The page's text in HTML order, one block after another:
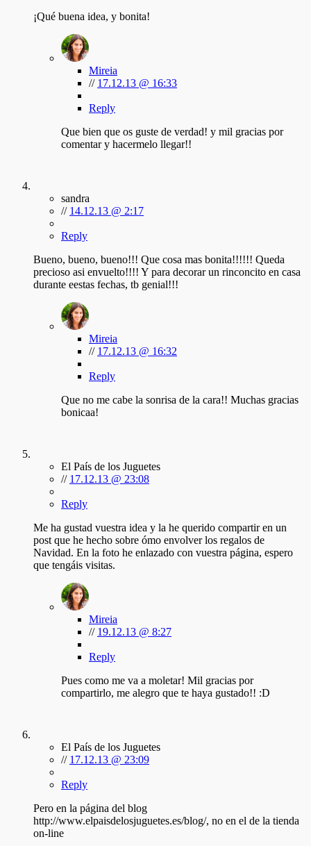
¡Qué buena idea, y bonita!
Mireia
// 17.12.13 @ 16:33
Reply
Que bien que os guste de verdad! y mil gracias por
comentar y hacermelo llegar!!
sandra
// 14.12.13 @ 2:17
Reply
Bueno, bueno, bueno!!! Que cosa mas bonita!!!!!! Queda
precioso asi envuelto!!!! Y para decorar un rinconcito en casa
durante eestas fechas, tb genial!!!
Mireia
// 17.12.13 @ 16:32
Reply
Que no me cabe la sonrisa de la cara!! Muchas gracias
bonicaa!
El País de los Juguetes
// 17.12.13 @ 23:08
Reply
Me ha gustad vuestra idea y la he querido compartir en un
post que he hecho sobre ómo envolver los regalos de
Navidad. En la foto he enlazado con vuestra página, espero
que tengáis visitas.
Mireia
// 19.12.13 @ 8:27
Reply
Pues como me va a moletar! Mil gracias por
compartirlo, me alegro que te haya gustado!! :D
El País de los Juguetes
// 17.12.13 @ 23:09
Reply
Pero en la página del blog
http://www.elpaisdelosjuguetes.es/blog/, no en el de la tienda
on-line